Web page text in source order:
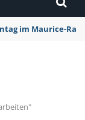
im Maurice-